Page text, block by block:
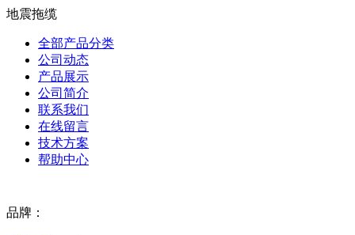
地震拖缆
全部产品分类
公司动态
产品展示
公司简介
联系我们
在线留言
技术方案
帮助中心
品牌：